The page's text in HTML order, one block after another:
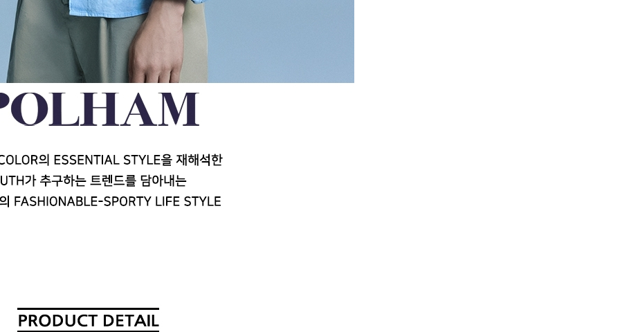
전체 다운로드
쇼핑 계속하기